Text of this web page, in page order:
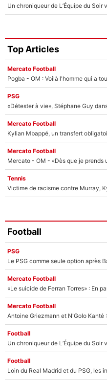
Top Articles
Mercato Football
Pogba - OM : Voilà l'homme qui a
PSG
«Détester à vie», Stéphane Guy
Mercato Football
Kylian Mbappé, un transfert
Mercato Football
Tennis
Football
PSG
Mercato Football
Mercato Football
Football
Football